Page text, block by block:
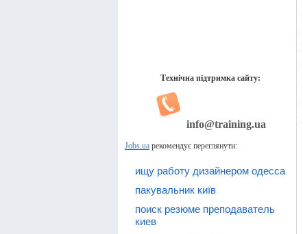
Технічна підтримка сайту:
info@training.ua
Jobs.ua рекомендує переглянути:
ищу работу дизайнером одесса
пакувальник київ
поиск резюме преподаватель
киев